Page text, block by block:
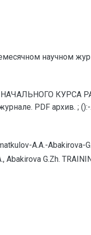
научном
НАЧАЛЬНОГО
PDF архив. ;
A.A.-Abakirova-
G.Zh.